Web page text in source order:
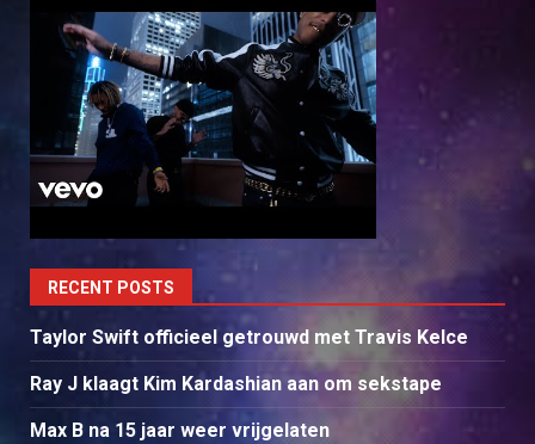
RECENT POSTS
Taylor Swift officieel getrouwd met Travis Kelce
Ray J klaagt Kim Kardashian aan om sekstape
Max B na 15 jaar weer vrijgelaten